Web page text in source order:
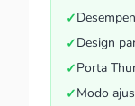
✓
✓Design
✓Porta
✓Modo